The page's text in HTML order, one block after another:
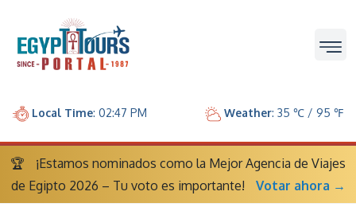
Local Time: 02:47 PM Weather: 35 ℃ / 95 ℉
🏆
¡Estamos nominados como la Mejor Agencia de Viajes
de Egipto 2026 – Tu voto es importante!
Votar ahora →